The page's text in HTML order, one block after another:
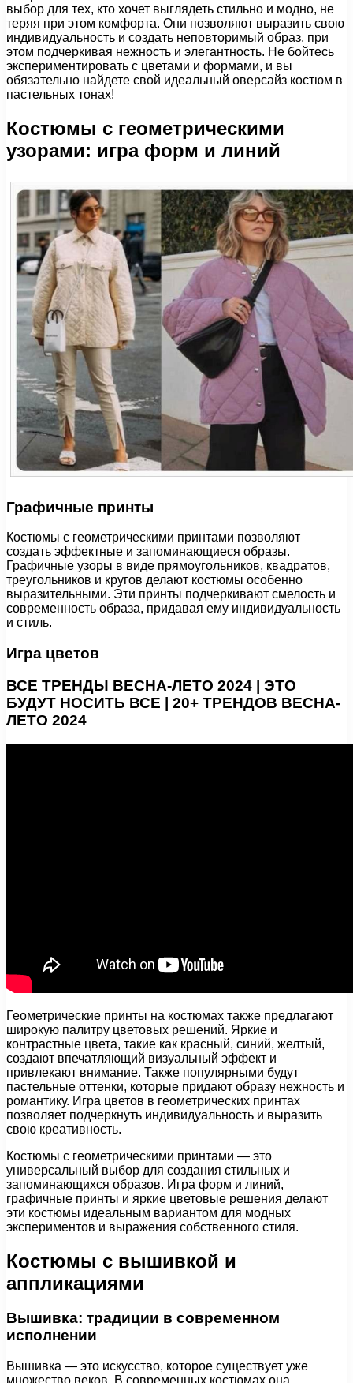
выбор для тех, кто хочет выглядеть стильно и модно, не
теряя при этом комфорта. Они позволяют выразить свою
индивидуальность и создать неповторимый образ, при
этом подчеркивая нежность и элегантность. Не бойтесь
экспериментировать с цветами и формами, и вы
обязательно найдете свой идеальный оверсайз костюм в
пастельных тонах!
Костюмы с геометрическими
узорами: игра форм и линий
Графичные принты
Костюмы с геометрическими принтами позволяют
создать эффектные и запоминающиеся образы.
Графичные узоры в виде прямоугольников, квадратов,
треугольников и кругов делают костюмы особенно
выразительными. Эти принты подчеркивают смелость и
современность образа, придавая ему индивидуальность
и стиль.
Игра цветов
ВСЕ ТРЕНДЫ ВЕСНА-ЛЕТО 2024 | ЭТО
БУДУТ НОСИТЬ ВСЕ | 20+ ТРЕНДОВ ВЕСНА-
ЛЕТО 2024
Геометрические принты на костюмах также предлагают
широкую палитру цветовых решений. Яркие и
контрастные цвета, такие как красный, синий, желтый,
создают впечатляющий визуальный эффект и
привлекают внимание. Также популярными будут
пастельные оттенки, которые придают образу нежность и
романтику. Игра цветов в геометрических принтах
позволяет подчеркнуть индивидуальность и выразить
свою креативность.
Костюмы с геометрическими принтами — это
универсальный выбор для создания стильных и
запоминающихся образов. Игра форм и линий,
графичные принты и яркие цветовые решения делают
эти костюмы идеальным вариантом для модных
экспериментов и выражения собственного стиля.
Костюмы с вышивкой и
аппликациями
Вышивка: традиции в современном
исполнении
Вышивка — это искусство, которое существует уже